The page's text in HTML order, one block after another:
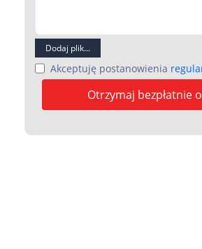
Dodaj plik...
Akceptuję postanowienia
Otrzymaj bezpłatnie